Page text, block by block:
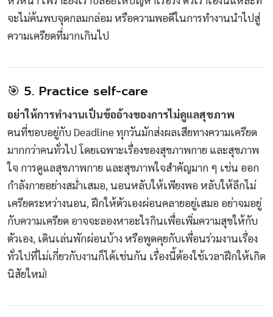
จะไม่ค้นพบจุดกลมกล่อม หรือความพอดีในการทำงานนำไปสู่
ความเครียดที่มากเกินไป
🎯 5. Practice self-care
อย่าให้การทำงานเป็นข้ออ้างของการไม่ดูแลสุขภาพ
คนที่ชอบอยู่กับ Deadline ทุกวันมักส่งผลเสียทางความเครียด
มากกว่าคนทั่วไป โดยเฉพาะเรื่องของสุขภาพกาย และสุขภาพ
ใจ การดูแลสุขภาพกาย และสุขภาพใจสำคัญมาก ๆ เช่น ออก
กำลังกายอย่างสม่ำเสมอ, นอนหลับให้เพียงพอ หลับให้ลึกไม่
เครียดระหว่างนอน, ฝึกให้ตัวเองผ่อนคลายอยู่เสมอ อย่าจมอยู่
กับความเครียด อาจจะลองหาอะไรกินเพื่อเพิ่มความสุขให้กับ
ตัวเอง, เดินเล่นพักผ่อนบ้าง หรือพูดคุยกับเพื่อนร่วมงานเรื่อง
ทั่วไปที่ไม่เกี่ยวกับงานก็ได้เช่นกัน เรื่องนี้ต้องใช้เวลาฝึกให้เกิด
นิสัยใหม่!